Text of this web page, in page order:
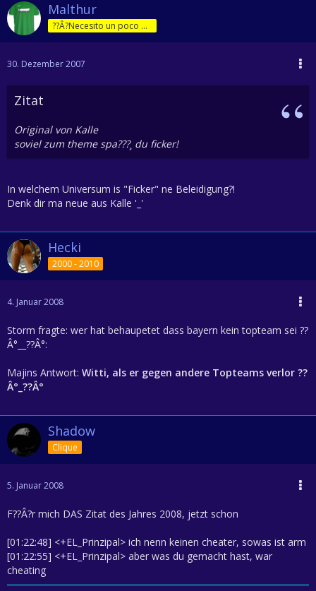
Malthur
??Â?Necesito un poco de jam??Â?n!
30. Dezember 2007
Zitat
Original von Kalle
soviel zum theme spa???¸ du ficker!
In welchem Universum is "Ficker" ne Beleidigung?!
Denk dir ma neue aus Kalle '_'
Hecki
2000 - 2010
4. Januar 2008
Storm fragte: wer hat behaupetet dass bayern kein topteam sei ??
Â°__??Â°:
Majins Antwort: Witti, als er gegen andere Topteams verlor ??
Â°_??Â°
Shadow
Clique
5. Januar 2008
F??Â?r mich DAS Zitat des Jahres 2008, jetzt schon
[01:22:48] <+EL_Prinzipal> ich nenn keinen cheater, sowas ist arm
[01:22:55] <+EL_Prinzipal> aber was du gemacht hast, war
cheating